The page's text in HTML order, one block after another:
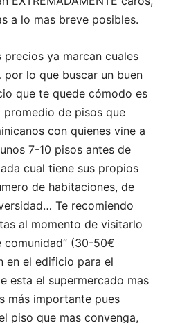
a lo mas breve posibles.
precios ya marcan cuales
lo que buscar un buen
que te quede cómodo es
promedio de pisos que
con quienes vine a
7-10 pisos antes de
cual tiene sus propios
de habitaciones, de
Te recomiendo
al momento de visitarlo
comunidad” (30-50€
en el edificio para el
esta el supermercado mas
más importante pues
piso que mas convenga,